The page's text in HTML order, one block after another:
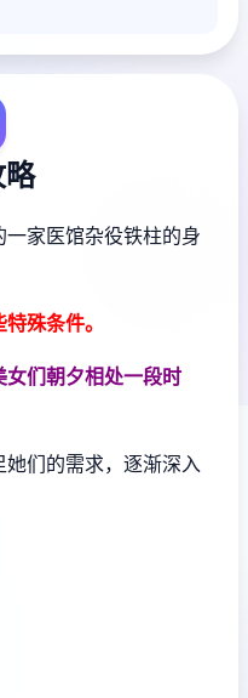
家医馆杂役铁柱的身
殊条件。
女们朝夕相处一段时
们的需求，逐渐深入